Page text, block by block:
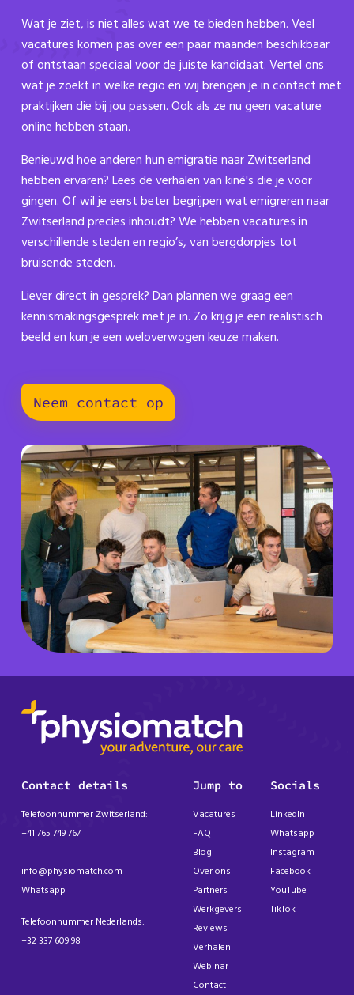
Wat je ziet, is niet alles wat we te bieden hebben. Veel
vacatures komen pas over een paar maanden beschikbaar
of ontstaan speciaal voor de juiste kandidaat. Vertel ons
wat je zoekt in welke regio en wij brengen je in contact met
praktijken die bij jou passen. Ook als ze nu geen vacature
online hebben staan.
Benieuwd hoe anderen hun emigratie naar Zwitserland
hebben ervaren? Lees de verhalen van kiné's die je voor
gingen. Of wil je eerst beter begrijpen wat emigreren naar
Zwitserland precies inhoudt? We hebben vacatures in
verschillende steden en regio’s, van bergdorpjes tot
bruisende steden.
Liever direct in gesprek? Dan plannen we graag een
kennismakingsgesprek met je in. Zo krijg je een realistisch
beeld en kun je een weloverwogen keuze maken.
Neem contact op
Contact details
Telefoonnummer Zwitserland:
+41 765 749 767
info@physiomatch.com
Whatsapp
Telefoonnummer Nederlands:
+32 337 609 98
Jump to
Vacatures
FAQ
Blog
Over ons
Partners
Werkgevers
Reviews
Verhalen
Webinar
Contact
Socials
LinkedIn
Whatsapp
Instagram
Facebook
YouTube
TikTok